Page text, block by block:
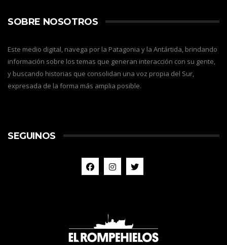
SOBRE NOSOTROS
Este medio digital, navega por la Patagonia y la Antártida, brindando
información sobre los temas que generan interacción con su gente,
y buscando historias que consolidan una voz propia del Sur,
expresada de la forma más amplia posible.
SEGUINOS